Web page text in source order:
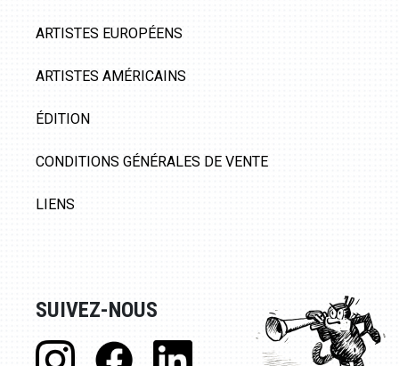
ARTISTES EUROPÉENS
ARTISTES AMÉRICAINS
ÉDITION
CONDITIONS GÉNÉRALES DE VENTE
LIENS
SUIVEZ-NOUS